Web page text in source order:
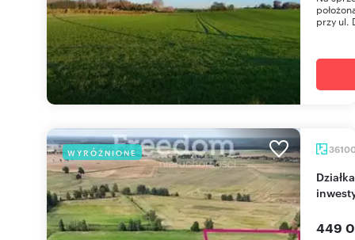
przy ul.
WYRÓŻNIONE
Działka 3,61 ha z wodami i potencjałem
449